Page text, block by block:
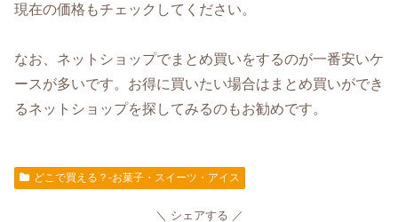
現在の価格もチェックしてください。
なお、ネットショップでまとめ買いをするのが一番安いケ
ースが多いです。お得に買いたい場合はまとめ買いができ
るネットショップを探してみるのもお勧めです。
どこで買える？-お菓子・スイーツ・アイス
シェアする